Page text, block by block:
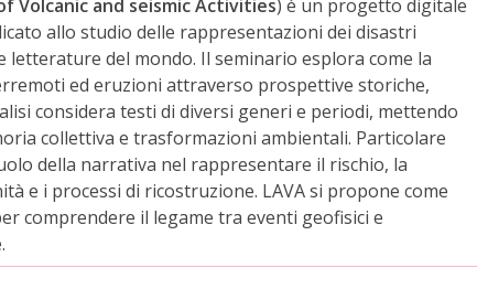
Volcanic and seismic Activities) è un progetto digitale
allo studio delle rappresentazioni dei disastri
letterature del mondo. Il seminario esplora come la
ed eruzioni attraverso prospettive storiche,
considera testi di diversi generi e periodi, mettendo
collettiva e trasformazioni ambientali. Particolare
della narrativa nel rappresentare il rischio, la
e i processi di ricostruzione. LAVA si propone come
comprendere il legame tra eventi geofisici e